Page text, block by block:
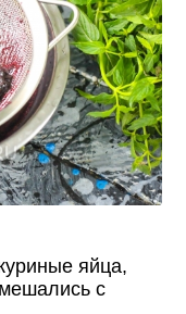
яйца,
с